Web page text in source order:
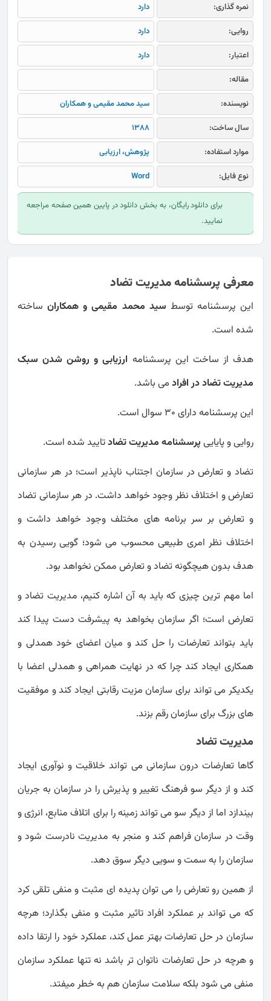
نمره گذاری:
دارد
روایی:
دارد
اعتبار:
دارد
مقاله:
نویسنده:
سید محمد مقیمی و همکاران
سال ساخت:
1388
موارد استفاده:
پژوهش، ارزیابی
نوع فایل:
Word
برای دانلود رایگان، به بخش دانلود در پایین همین صفحه مراجعه
نمایید.
معرفی پرسشنامه مدیریت تضاد
این پرسشنامه توسط سید محمد مقیمی و همکارانساخته
شده است.
هدف از ساخت این پرسشنامه ارزیابی و روشن شدن سبک
مدیریت تضاد در افرادمی باشد.
این پرسشنامه دارای 30 سوال است.
روایی و پایاییپرسشنامه مدیریت تضادتایید شده است.
تضاد و تعارض در سازمان اجتناب ناپذیر است؛ در هر سازمانی
تعارض و اختلاف نظر وجود خواهد داشت. در هر سازمانی تضاد
و تعارض بر سر برنامه های مختلف وجود خواهد داشت و
اختلاف نظر امری طبیعی محسوب می شود؛ گویی رسیدن به
هدف بدون هیچگونه تضاد و تعارض ممکن نخواهد بود.
اما مهم ترین چیزی که باید به آن اشاره کنیم، مدیریت تضاد و
تعارض است؛ اگر سازمان بخواهد به پیشرفت دست پیدا کند
باید بتواند تعارضات را حل کند و میان اعضای خود همدلی و
همکاری ایجاد کند چرا که در نهایت همراهی و همدلی اعضا با
یکدیکر می تواند برای سازمان مزیت رقابتی ایجاد کند و موفقیت
های بزرگ برای سازمان رقم بزند.
مدیریت تضاد
گاها تعارضات درون سازمانی می تواند خلاقیت و نوآوری ایجاد
کند و از دیگر سو فرهنگ تغییر و پذیرش را در سازمان به جریان
بیندازد اما از دیگر سو می تواند زمینه را برای اتلاف منابع، انرژی و
وقت در سازمان فراهم کند و منجر به مدیریت نادرست شود و
سازمان را به سمت و سویی دیگر سوق دهد.
از همین رو تعارض را می توان پدیده ای مثبت و منفی تلقی کرد
که می تواند بر عملکرد افراد تاثیر مثبت و منفی بگذارد؛ هرچه
سازمان در حل تعارضات بهتر عمل کند، عملکرد خود را ارتقا داده
و هرچه در حل تعارضات ناتوان تر باشد نه تنها عملکرد سازمان
منفی می شود بلکه سلامت سازمان هم به خطر میفتد.